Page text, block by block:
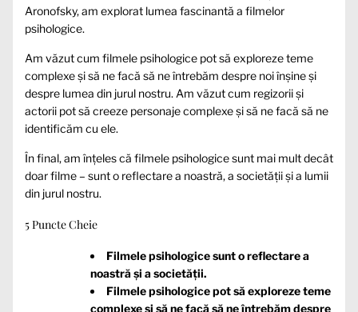
Aronofsky, am explorat lumea fascinantă a filmelor
psihologice.
Am văzut cum filmele psihologice pot să exploreze teme
complexe și să ne facă să ne întrebăm despre noi înșine și
despre lumea din jurul nostru. Am văzut cum regizorii și
actorii pot să creeze personaje complexe și să ne facă să ne
identificăm cu ele.
În final, am înțeles că filmele psihologice sunt mai mult decât
doar filme – sunt o reflectare a noastră, a societății și a lumii
din jurul nostru.
5 Puncte Cheie
Filmele psihologice sunt o reflectare a
noastră și a societății.
Filmele psihologice pot să exploreze teme
complexe și să ne facă să ne întrebăm despre